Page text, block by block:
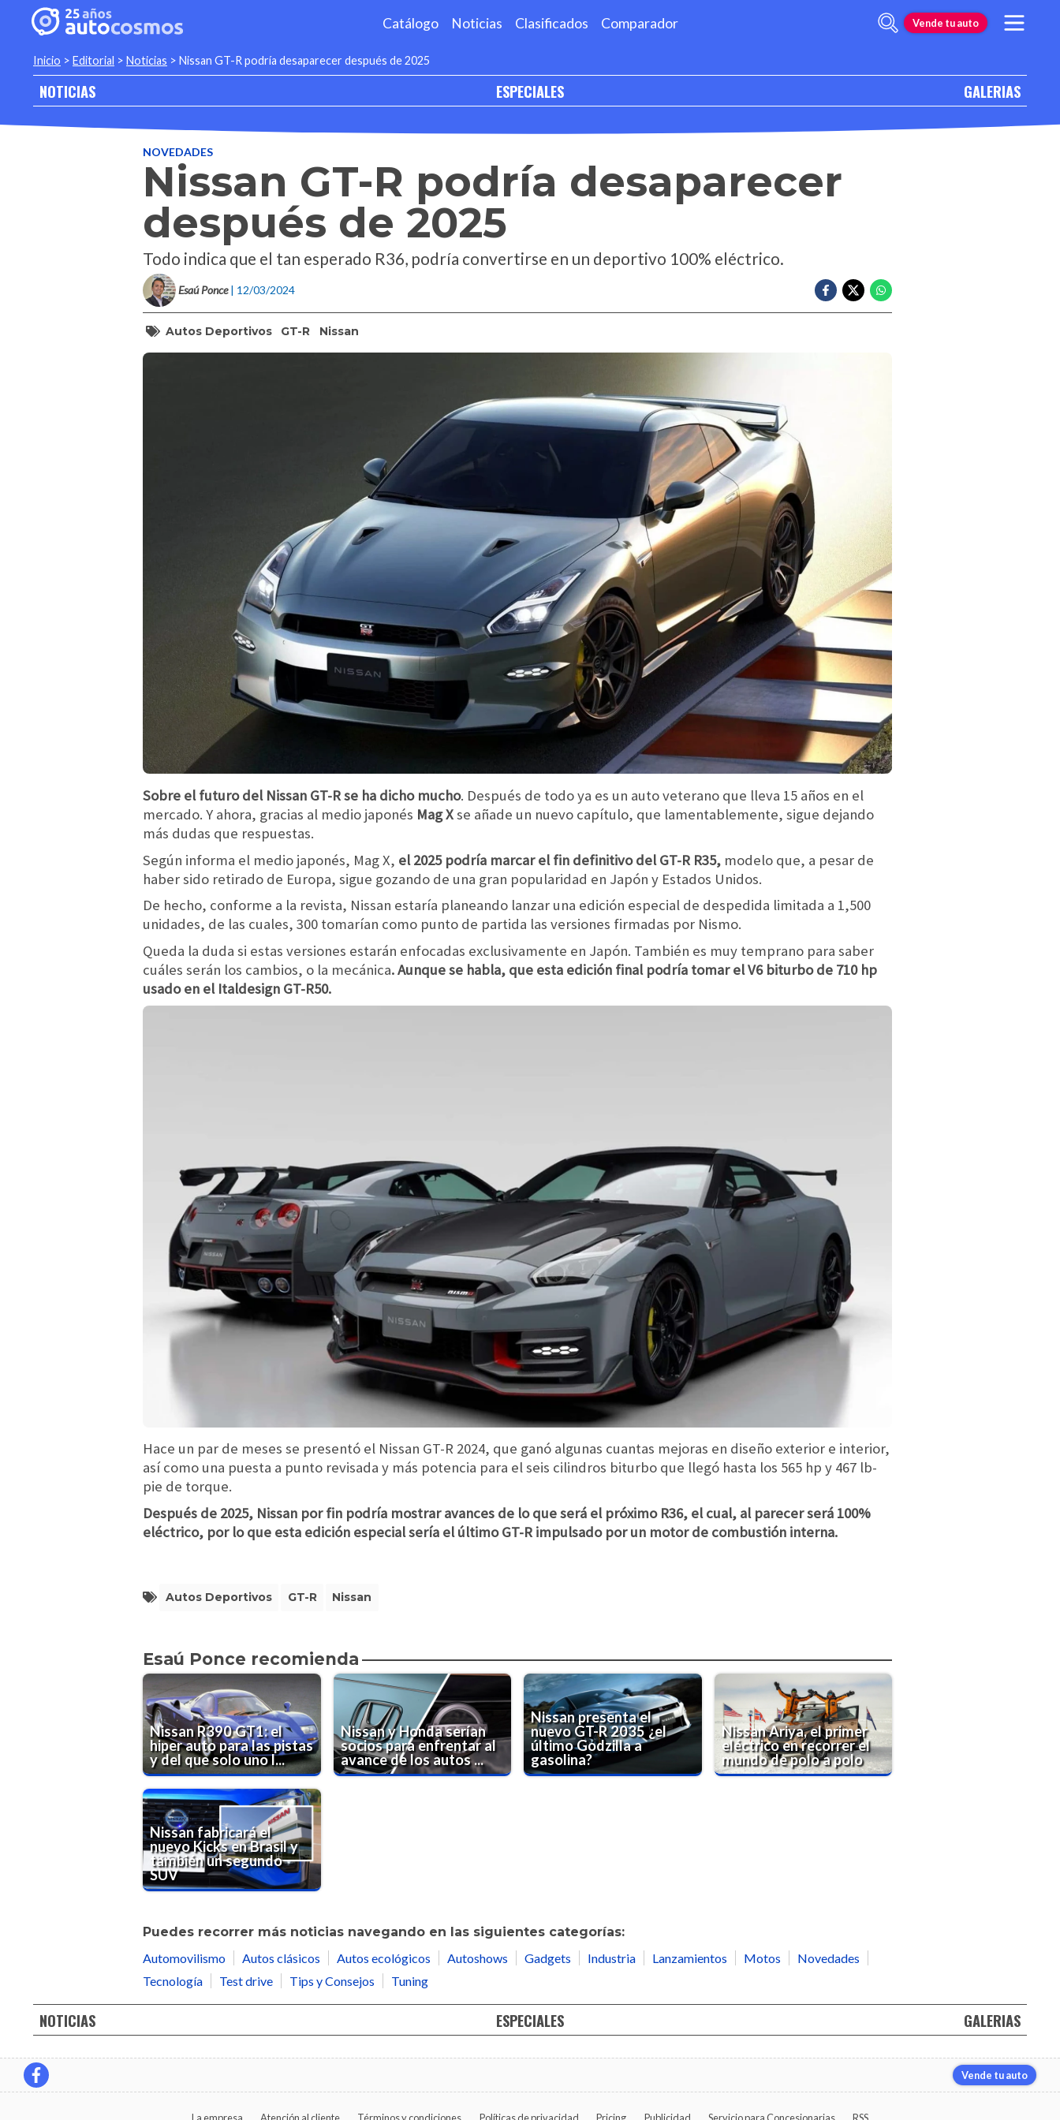
Catálogo Noticias Clasificados Comparador Vende tu auto
Inicio > Editorial > Noticias > Nissan GT-R podría desaparecer después de 2025
NOTICIAS ESPECIALES GALERIAS
NOVEDADES
Nissan GT-R podría desaparecer
después de 2025
Todo indica que el tan esperado R36, podría convertirse en un deportivo 100% eléctrico.
Esaú Ponce | 12/03/2024
Autos Deportivos GT-R Nissan
Sobre el futuro del Nissan GT-R se ha dicho mucho. Después de todo ya es un auto veterano que lleva 15 años en el
mercado. Y ahora, gracias al medio japonés Mag Xse añade un nuevo capítulo, que lamentablemente, sigue dejando
más dudas que respuestas.
Según informa el medio japonés, Mag X, el 2025 podría marcar el fin definitivo del GT-R R35, modelo que, a pesar de
haber sido retirado de Europa, sigue gozando de una gran popularidad en Japón y Estados Unidos.
De hecho, conforme a la revista, Nissan estaría planeando lanzar una edición especial de despedida limitada a 1,500
unidades, de las cuales, 300 tomarían como punto de partida las versiones firmadas por Nismo.
Queda la duda si estas versiones estarán enfocadas exclusivamente en Japón. También es muy temprano para saber
cuáles serán los cambios, o la mecánica. Aunque se habla, que esta edición final podría tomar el V6 biturbo de 710 hp
usado en el Italdesign GT-R50.
Hace un par de meses se presentó el Nissan GT-R 2024, que ganó algunas cuantas mejoras en diseño exterior e interior,
así como una puesta a punto revisada y más potencia para el seis cilindros biturbo que llegó hasta los 565 hp y 467 lb-
pie de torque.
Después de 2025, Nissan por fin podría mostrar avances de lo que será el próximo R36, el cual, al parecer será 100%
eléctrico, por lo que esta edición especial sería el último GT-R impulsado por un motor de combustión interna.
Autos Deportivos GT-R Nissan
Esaú Ponce recomienda
Nissan R390 GT1: el
hiper auto para las pistas
y del que solo uno l...
Nissan y Honda serían
socios para enfrentar al
avance de los autos ...
Nissan presenta el
nuevo GT-R 2035 ¿el
último Godzilla a
gasolina?
Nissan Ariya, el primer
eléctrico en recorrer el
mundo de polo a polo
Nissan fabricará el
nuevo Kicks en Brasil y
también un segundo
SUV
Puedes recorrer más noticias navegando en las siguientes categorías:
Automovilismo
Autos clásicos Autos ecológicos Autoshows Gadgets Industria Lanzamientos Motos
Novedades
Tecnología
Test drive Tips y Consejos Tuning
NOTICIAS ESPECIALES GALERIAS
Vende tu auto